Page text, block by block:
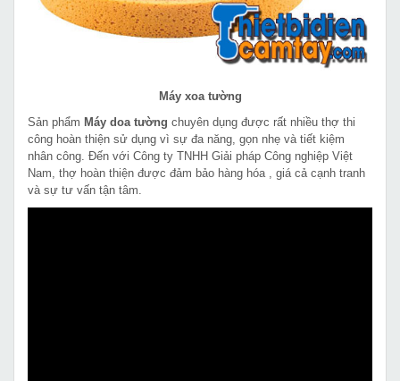
Máy xoa tường
Sản phẩm Máy doa tường chuyên dụng được rất nhiều thợ thi
công hoàn thiện sử dụng vì sự đa năng, gọn nhẹ và tiết kiệm
nhân công. Đến với Công ty TNHH Giải pháp Công nghiệp Việt
Nam, thợ hoàn thiện được đảm bảo hàng hóa , giá cả cạnh tranh
và sự tư vấn tận tâm.